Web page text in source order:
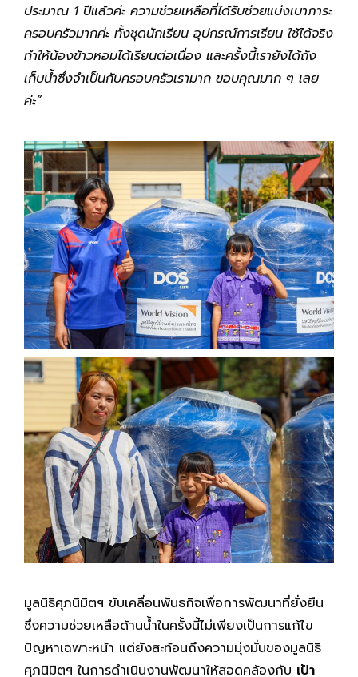
ประมาณ 1 ปีแล้วค่ะ ความช่วยเหลือที่ได้รับช่วยแบ่งเบาภาระ
ครอบครัวมากค่ะ ทั้งชุดนักเรียน อุปกรณ์การเรียน ใช้ได้จริง
ทำให้น้องข้าวหอมได้เรียนต่อเนื่อง และครั้งนี้เรายังได้ถัง
เก็บน้ำซึ่งจำเป็นกับครอบครัวเรามาก ขอบคุณมาก ๆ เลย
ค่ะ”
มูลนิธิศุภนิมิตฯ ขับเคลื่อนพันธกิจเพื่อการพัฒนาที่ยั่งยืน
ซึ่งความช่วยเหลือด้านน้ำในครั้งนี้ไม่เพียงเป็นการแก้ไข
ปัญหาเฉพาะหน้า แต่ยังสะท้อนถึงความมุ่งมั่นของมูลนิธิ
ศุภนิมิตฯ ในการดำเนินงานพัฒนาให้สอดคล้องกับ เป้า